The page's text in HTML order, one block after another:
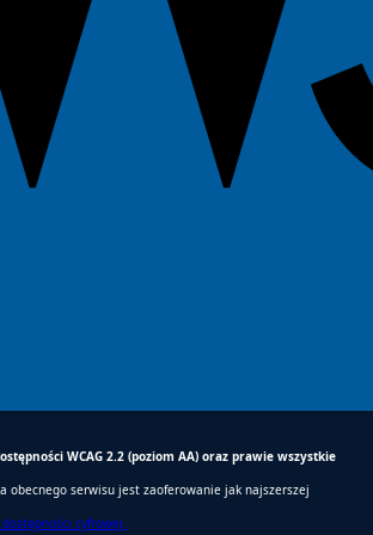
WCAG 2.2 (poziom AA) oraz prawie wszystkie
obecnego serwisu jest zaoferowanie jak najszerszej
cyfrowej.